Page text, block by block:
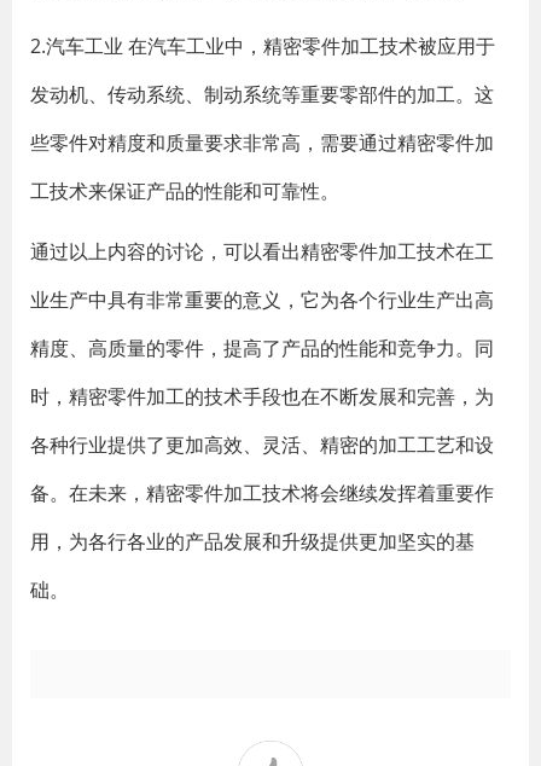
2.汽车工业 在汽车工业中，精密零件加工技术被应用于
发动机、传动系统、制动系统等重要零部件的加工。这
些零件对精度和质量要求非常高，需要通过精密零件加
工技术来保证产品的性能和可靠性。
通过以上内容的讨论，可以看出精密零件加工技术在工
业生产中具有非常重要的意义，它为各个行业生产出高
精度、高质量的零件，提高了产品的性能和竞争力。同
时，精密零件加工的技术手段也在不断发展和完善，为
各种行业提供了更加高效、灵活、精密的加工工艺和设
备。在未来，精密零件加工技术将会继续发挥着重要作
用，为各行各业的产品发展和升级提供更加坚实的基
础。